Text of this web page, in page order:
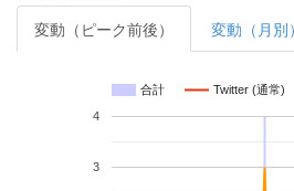
変動（ピーク前後） 変動（月別）
合計 Twitter (通常)
3
4